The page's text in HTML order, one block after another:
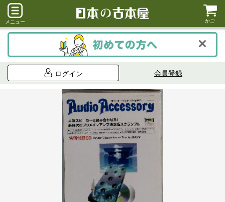
メニュー かご
ログイン 会員登録